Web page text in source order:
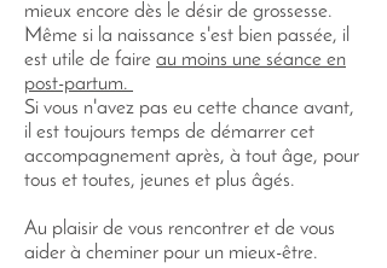
mieux encore dès le désir de grossesse.
Même si la naissance s'est bien passée, il
est utile de faire au moins une séance en
post-partum.
Si vous n'avez pas eu cette chance avant,
il est toujours temps de démarrer cet
accompagnement après, à tout âge, pour
tous et toutes, jeunes et plus âgés.
Au plaisir de vous rencontrer et de vous
aider à cheminer pour un mieux-être.